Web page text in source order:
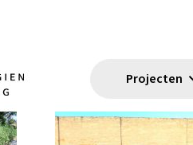
Projecten